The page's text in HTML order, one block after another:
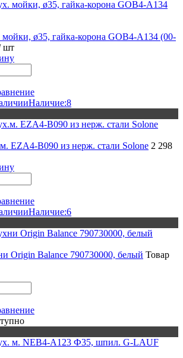
мойки, ø35, гайка-корона GOB4-A134 (00-
шт
Наличие:8
EZA4-B090 из нерж. стали Solone 2 298
Наличие:6
Origin Balance 790730000, белый Товар